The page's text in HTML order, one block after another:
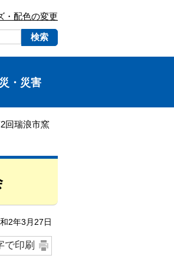
・配色の変更
・災害
瑞浪市窯
2年3月27日
で印刷